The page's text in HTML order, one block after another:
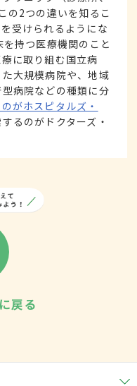
の2つの違いを知るこ
受けられるようにな
持つ医療機関のこと
に取り組む国立病
大規模病院や、地域
病院などの種類に分
がホスピタルズ・
るのがドクターズ・
戻る